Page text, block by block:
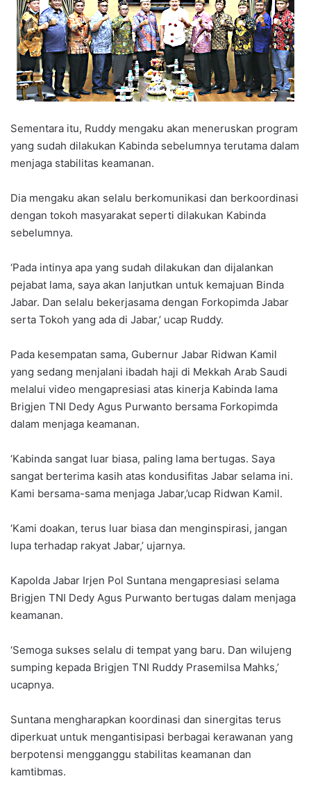
Sementara itu, Ruddy mengaku akan meneruskan program
yang sudah dilakukan Kabinda sebelumnya terutama dalam
menjaga stabilitas keamanan.
Dia mengaku akan selalu berkomunikasi dan berkoordinasi
dengan tokoh masyarakat seperti dilakukan Kabinda
sebelumnya.
‘Pada intinya apa yang sudah dilakukan dan dijalankan
pejabat lama, saya akan lanjutkan untuk kemajuan Binda
Jabar. Dan selalu bekerjasama dengan Forkopimda Jabar
serta Tokoh yang ada di Jabar,’ ucap Ruddy.
Pada kesempatan sama, Gubernur Jabar Ridwan Kamil
yang sedang menjalani ibadah haji di Mekkah Arab Saudi
melalui video mengapresiasi atas kinerja Kabinda lama
Brigjen TNI Dedy Agus Purwanto bersama Forkopimda
dalam menjaga keamanan.
‘Kabinda sangat luar biasa, paling lama bertugas. Saya
sangat berterima kasih atas kondusifitas Jabar selama ini.
Kami bersama-sama menjaga Jabar,’ucap Ridwan Kamil.
‘Kami doakan, terus luar biasa dan menginspirasi, jangan
lupa terhadap rakyat Jabar,’ ujarnya.
Kapolda Jabar Irjen Pol Suntana mengapresiasi selama
Brigjen TNI Dedy Agus Purwanto bertugas dalam menjaga
keamanan.
‘Semoga sukses selalu di tempat yang baru. Dan wilujeng
sumping kepada Brigjen TNI Ruddy Prasemilsa Mahks,’
ucapnya.
Suntana mengharapkan koordinasi dan sinergitas terus
diperkuat untuk mengantisipasi berbagai kerawanan yang
berpotensi mengganggu stabilitas keamanan dan
kamtibmas.